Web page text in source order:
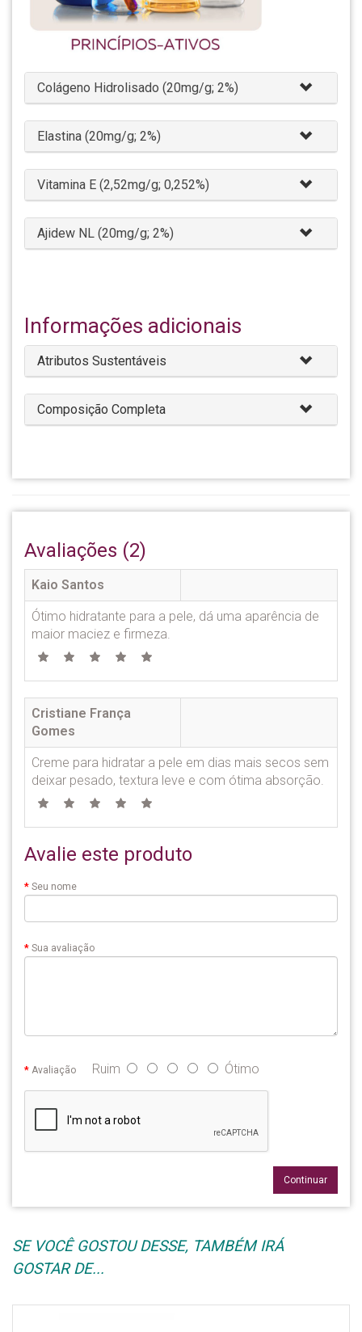
Colágeno Hidrolisado (20mg/g; 2%)
Elastina (20mg/g; 2%)
Vitamina E (2,52mg/g; 0,252%)
Ajidew NL (20mg/g; 2%)
Informações adicionais
Atributos Sustentáveis
Composição Completa
Avaliações (2)
Kaio Santos
Ótimo hidratante para a pele, dá uma aparência de
maior maciez e firmeza.
Cristiane França
Gomes
Creme para hidratar a pele em dias mais secos sem
deixar pesado, textura leve e com ótima absorção.
Avalie este produto
Seu nome
Sua avaliação
Avaliação Ruim Ótimo
Continuar
SE VOCÊ GOSTOU DESSE, TAMBÉM IRÁ
GOSTAR DE...